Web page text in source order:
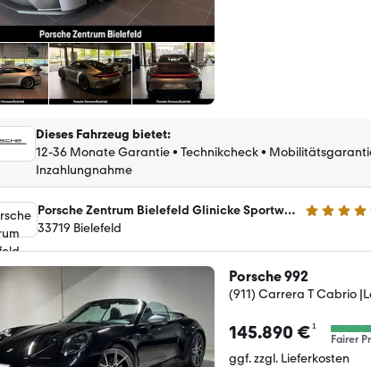
Dieses Fahrzeug bietet:
12-36 Monate Garantie• Technikcheck•
Inzahlungnahme
Porsche Zentrum Bielefeld Glinicke Sportwagen GmbH 5 Sterne
33719 Bielefeld
Porsche 992
(911) Carrera T Cabrio
145.890 €¹
Fairer
ggf. zzgl. Lieferkosten